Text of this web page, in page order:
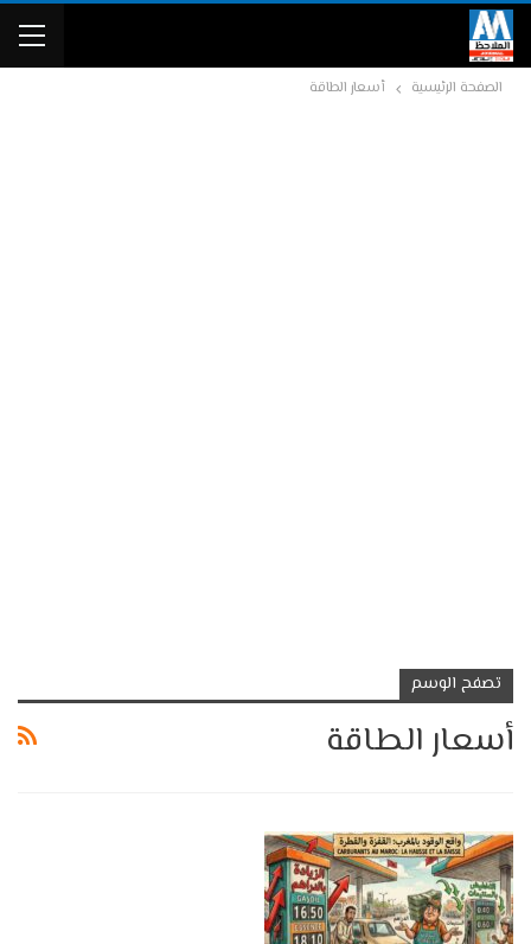
الصفحة الرئيسية أسعار الطاقة
تصفح الوسم
أسعار الطاقة